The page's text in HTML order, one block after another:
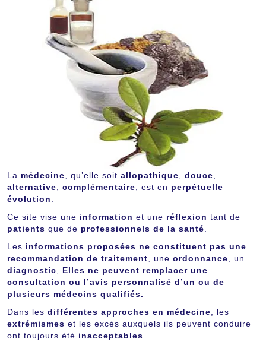
La médecine, qu’elle soit allopathique, douce,
alternative, complémentaire, est en perpétuelle
évolution.
Ce site vise une information et une réflexion tant de
patients que de professionnels de la santé.
Les informations proposées ne constituent pas une
recommandation de traitement, une ordonnance, un
diagnostic, Elles ne peuvent remplacer une
consultation ou l’avis personnalisé d’un ou de
plusieurs médecins qualifiés.
Dans les différentes approches en médecine, les
extrémismes et les excès auxquels ils peuvent conduire
ont toujours été inacceptables.